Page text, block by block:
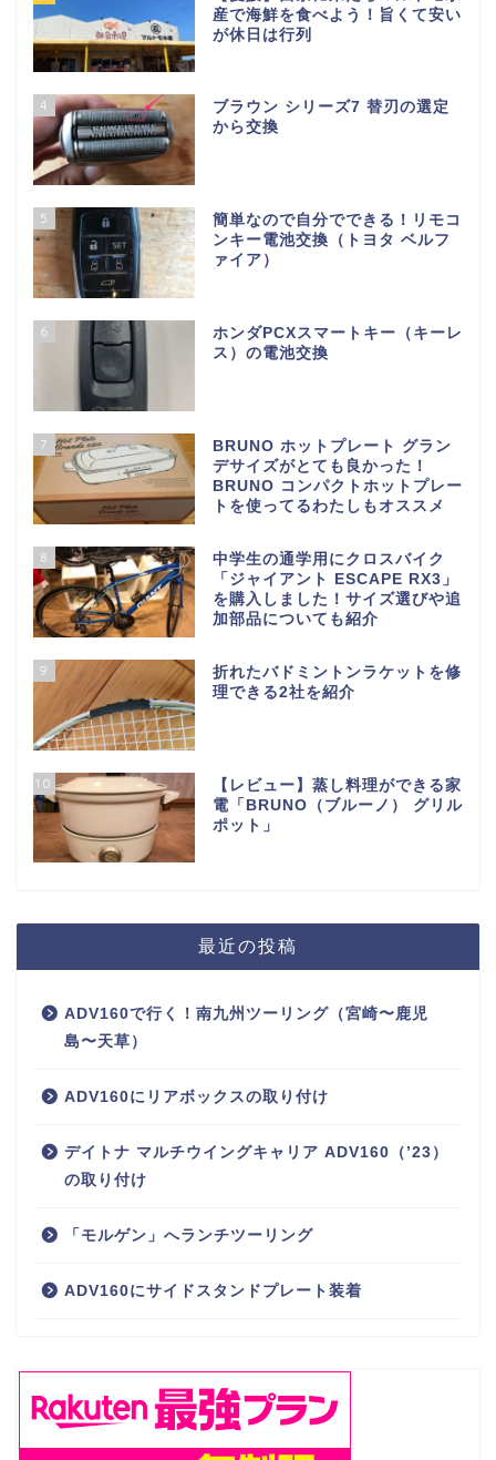
産で海鮮を食べよう！旨くて安い
が休日は行列
4
ブラウン シリーズ7 替刃の選定
から交換
5
簡単なので自分でできる！リモコ
ンキー電池交換（トヨタ ベルフ
ァイア）
6
ホンダPCXスマートキー（キーレ
ス）の電池交換
7
BRUNO ホットプレート グラン
デサイズがとても良かった！
BRUNO コンパクトホットプレー
トを使ってるわたしもオススメ
8
中学生の通学用にクロスバイク
「ジャイアント ESCAPE RX3」
を購入しました！サイズ選びや追
加部品についても紹介
9
折れたバドミントンラケットを修
理できる2社を紹介
10
【レビュー】蒸し料理ができる家
電「BRUNO（ブルーノ） グリル
ポット」
最近の投稿
ADV160で行く！南九州ツーリング（宮崎〜鹿児
島〜天草）
ADV160にリアボックスの取り付け
デイトナ マルチウイングキャリア ADV160（’23）
の取り付け
「モルゲン」へランチツーリング
ADV160にサイドスタンドプレート装着